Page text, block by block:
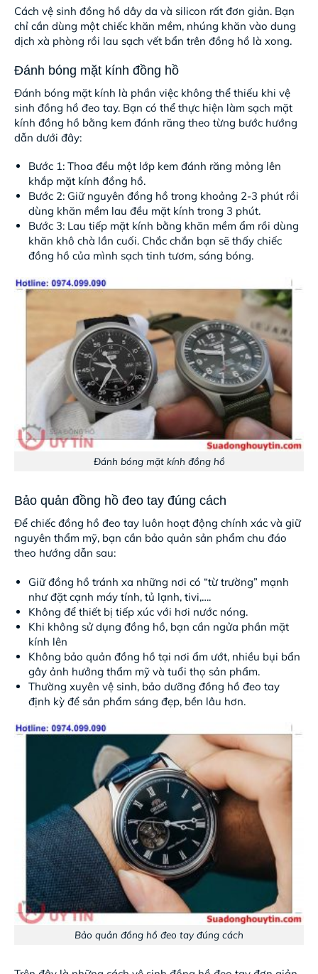
Cách vệ sinh đồng hồ dây da và silicon rất đơn giản. Bạn
chỉ cần dùng một chiếc khăn mềm, nhúng khăn vào dung
dịch xà phòng rồi lau sạch vết bẩn trên đồng hồ là xong.
Đánh bóng mặt kính đồng hồ
Đánh bóng mặt kính là phần việc không thể thiếu khi vệ
sinh đồng hồ đeo tay. Bạn có thể thực hiện làm sạch mặt
kính đồng hồ bằng kem đánh răng theo từng bước hướng
dẫn dưới đây:
Bước 1: Thoa đều một lớp kem đánh răng mỏng lên
khắp mặt kính đồng hồ.
Bước 2: Giữ nguyên đồng hồ trong khoảng 2-3 phút rồi
dùng khăn mềm lau đều mặt kính trong 3 phút.
Bước 3: Lau tiếp mặt kính bằng khăn mềm ẩm rồi dùng
khăn khô chà lần cuối. Chắc chắn bạn sẽ thấy chiếc
đồng hồ của mình sạch tinh tươm, sáng bóng.
Đánh bóng mặt kính đồng hồ
Bảo quản đồng hồ đeo tay đúng cách
Để chiếc đồng hồ đeo tay luôn hoạt động chính xác và giữ
nguyên thẩm mỹ, bạn cần bảo quản sản phẩm chu đáo
theo hướng dẫn sau:
Giữ đồng hồ tránh xa những nơi có “từ trường” mạnh
như đặt cạnh máy tính, tủ lạnh, tivi,….
Không để thiết bị tiếp xúc với hơi nước nóng.
Khi không sử dụng đồng hồ, bạn cần ngửa phần mặt
kính lên
Không bảo quản đồng hồ tại nơi ẩm ướt, nhiều bụi bẩn
gây ảnh hưởng thẩm mỹ và tuổi thọ sản phẩm.
Thường xuyên vệ sinh, bảo dưỡng đồng hồ đeo tay
định kỳ để sản phẩm sáng đẹp, bền lâu hơn.
Bảo quản đồng hồ đeo tay đúng cách